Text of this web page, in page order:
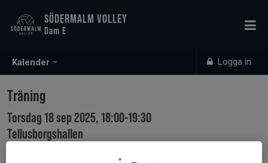
Kalender Logga in
SÖDERMALM VOLLEY
Dam E
Träning
Torsdag 18 sep 2025, 18:00-19:30
Tellusborgshallen
Samling: 17:30, Omklädningrum